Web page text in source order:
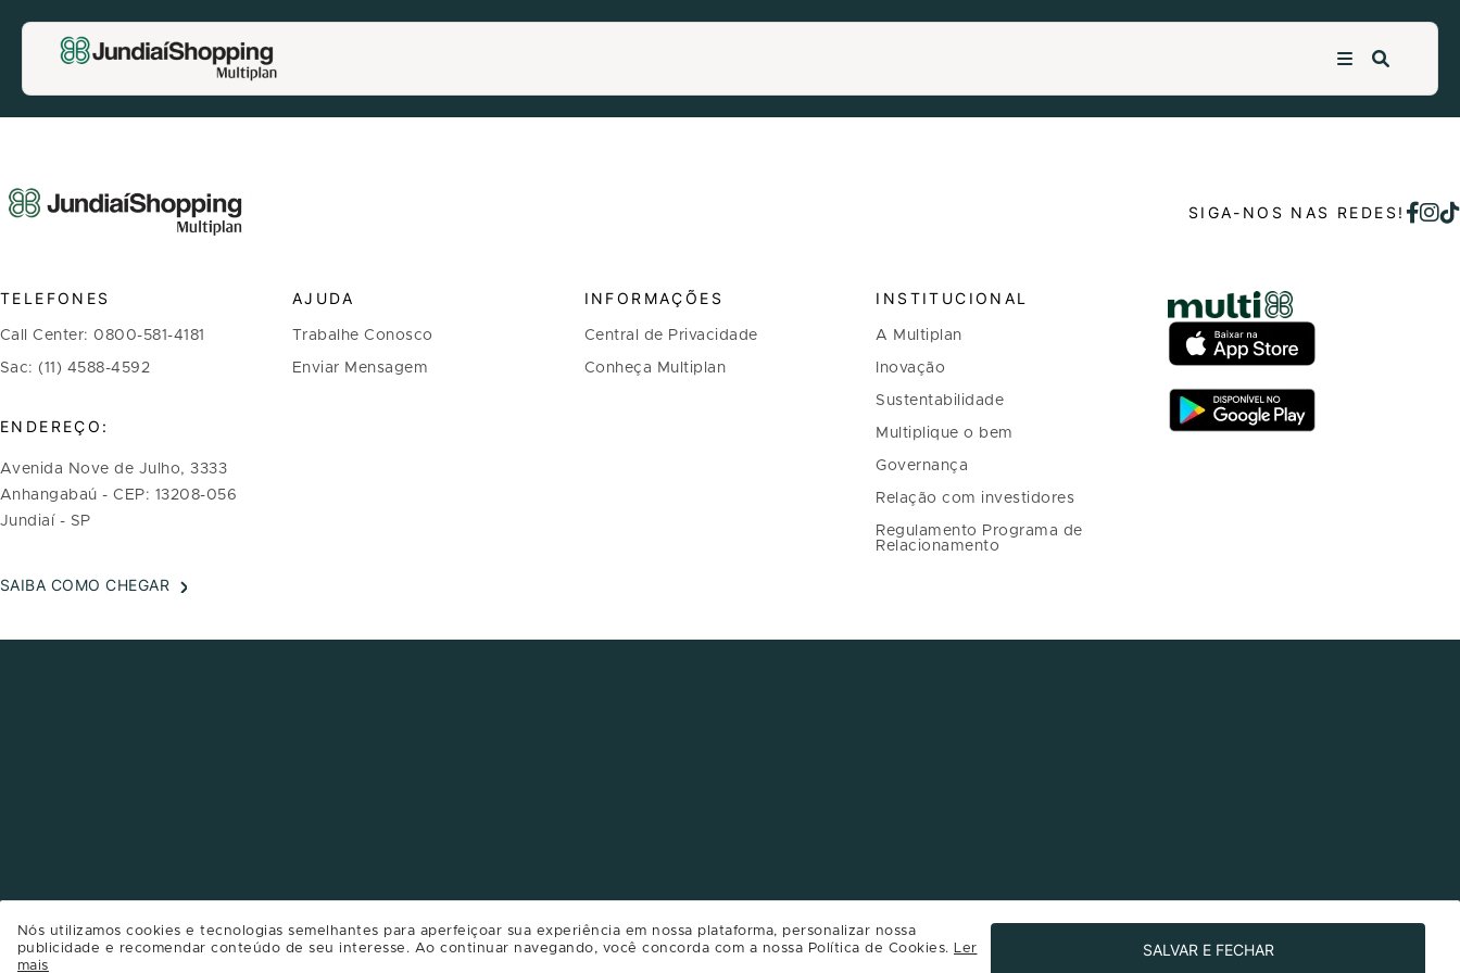
SIGA-NOS NAS REDES!
TELEFONES
Call Center: 0800-581-4181
Sac: (11) 4588-4592
ENDEREÇO:
Avenida Nove de Julho, 3333
Anhangabaú - CEP: 13208-056
Jundiaí - SP
SAIBA COMO CHEGAR
AJUDA
Trabalhe Conosco
Enviar Mensagem
INFORMAÇÕES
Central de Privacidade
Conheça Multiplan
INSTITUCIONAL
A Multiplan
Inovação
Sustentabilidade
Multiplique o bem
Governança
Relação com investidores
Regulamento Programa de
Relacionamento
Nós utilizamos cookies e tecnologias semelhantes para aperfeiçoar sua experiência em nossa plataforma, personalizar nossa
publicidade e recomendar conteúdo de seu interesse. Ao continuar navegando, você concorda com a nossa Política de Cookies. Ler
mais
SALVAR E FECHAR